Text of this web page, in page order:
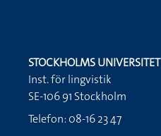
STOCKHOLMS UNIVERSITET
Inst. för lingvistik
SE-106 91 Stockholm
Telefon: 08-16 23 47